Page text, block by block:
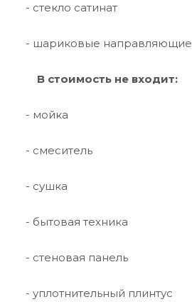
- стекло сатинат
- шариковые направляющие
В стоимость не входит:
- мойка
- смеситель
- сушка
- бытовая техника
- стеновая панель
- уплотнительный плинтус